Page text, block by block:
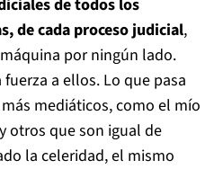
de todos los
de cada proceso judicial,
por ningún lado.
a ellos. Lo que pasa
mediáticos, como el mío
otros que son igual de
la celeridad, el mismo